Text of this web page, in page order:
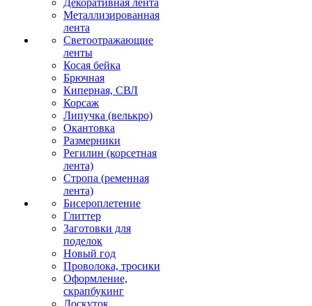
Декоративная лента
Металлизированная
лента
Светоотражающие
ленты
Косая бейка
Брючная
Киперная, СВЛ
Корсаж
Липучка (велькро)
Окантовка
Размерники
Регилин (корсетная
лента)
Стропа (ременная
лента)
Бисероплетение
Глиттер
Заготовки для
поделок
Новый год
Проволока, тросики
Оформление,
скрапбукинг
Лоскуток